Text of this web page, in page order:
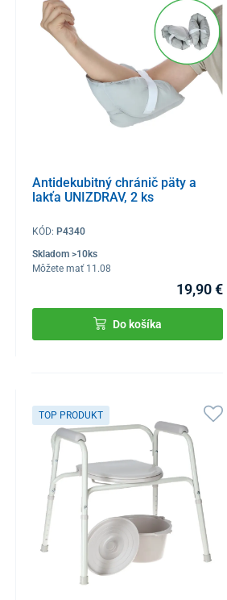
Antidekubitný chránič päty a
lakťa UNIZDRAV, 2 ks
KÓD: P4340
Skladom >10ks
Môžete mať 11.08
19,90 €
Do košíka
TOP PRODUKT